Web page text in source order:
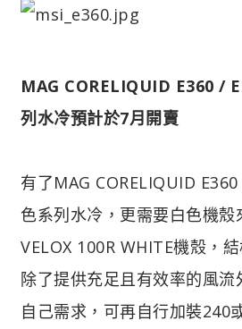
MAG CORELIQUID E360 /
列水冷預計於7月開賣
有了MAG CORELIQUID
色系列水冷，更需要白色機殼
VELOX 100R WHITE機殼，
除了提供充足且有效率的風流
自己需求，可再自行加裝240